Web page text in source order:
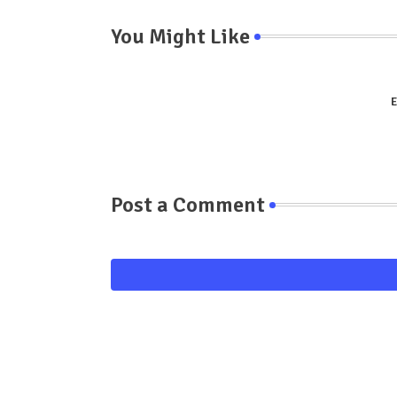
You Might Like
Post a Comment